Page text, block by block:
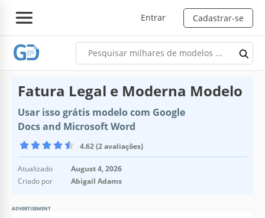
Entrar Cadastrar-se
Fatura Legal e Moderna Modelo
Usar isso grátis modelo com Google
Docs and Microsoft Word
4.62 (2 avaliações)
Atualizado
August 4, 2026
Criado por
Abigail Adams
ADVERTISEMENT